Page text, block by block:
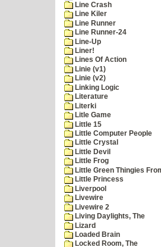
Line Crash
Line Kiler
Line Runner
Line Runner-24
Line-Up
Liner!
Lines Of Action
Linie (v1)
Linie (v2)
Linking Logic
Literature
Literki
Litle Game
Little 15
Little Computer People
Little Crystal
Little Devil
Little Frog
Little Green Thingies
Little Princess
Liverpool
Livewire
Livewire 2
Living Daylights, The
Lizard
Loaded Brain
Locked Room, The